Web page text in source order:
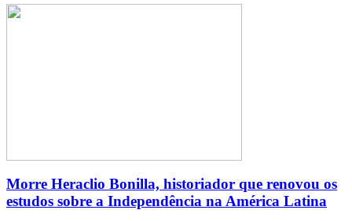
Morre Heraclio Bonilla, historiador que renovou os
estudos sobre a Independência na América Latina